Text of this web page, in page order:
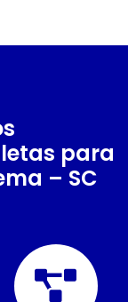
para
– SC